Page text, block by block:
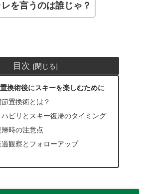
を言うのは誰じゃ？
目次
換術後にスキーを楽しむために
節置換術とは？
ビリとスキー復帰のタイミング
帰時の注意点
観察とフォローアップ